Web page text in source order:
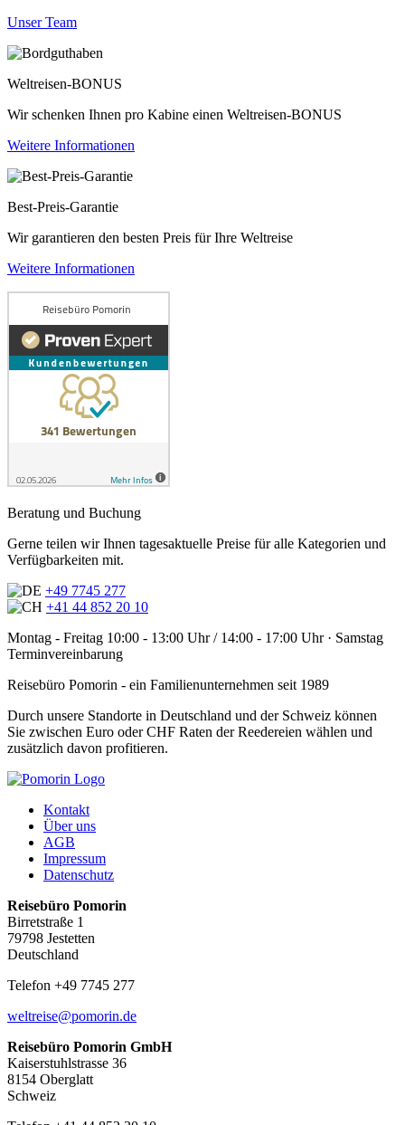
Unser Team
Weltreisen-BONUS
Wir schenken Ihnen pro Kabine einen Weltreisen-BONUS
Weitere Informationen
Best-Preis-Garantie
Wir garantieren den besten Preis für Ihre Weltreise
Weitere Informationen
Beratung und Buchung
Gerne teilen wir Ihnen tagesaktuelle Preise für alle Kategorien und
Verfügbarkeiten mit.
+49 7745 277
+41 44 852 20 10
Montag - Freitag 10:00 - 13:00 Uhr / 14:00 - 17:00 Uhr · Samstag
Terminvereinbarung
Reisebüro Pomorin - ein Familienunternehmen seit 1989
Durch unsere Standorte in Deutschland und der Schweiz können
Sie zwischen Euro oder CHF Raten der Reedereien wählen und
zusätzlich davon profitieren.
Kontakt
Über uns
AGB
Impressum
Datenschutz
Reisebüro Pomorin
Birretstraße 1
79798 Jestetten
Deutschland
Telefon +49 7745 277
weltreise@pomorin.de
Reisebüro Pomorin GmbH
Kaiserstuhlstrasse 36
8154 Oberglatt
Schweiz